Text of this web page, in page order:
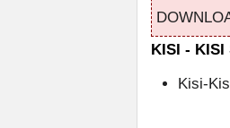
KISI - KISI
Kisi-